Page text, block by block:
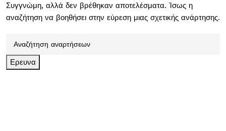
Συγγνώμη, αλλά δεν βρέθηκαν αποτελέσματα. Ίσως η
αναζήτηση να βοηθήσει στην εύρεση μιας σχετικής ανάρτησης.
Ερευνα